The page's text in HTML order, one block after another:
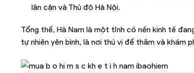
lân cận và Thủ đô Hà Nội.
Tổng thể, Hà Nam là một tỉnh có nền kinh tế
tự nhiên yên bình, là nơi thú vị để thăm và khám